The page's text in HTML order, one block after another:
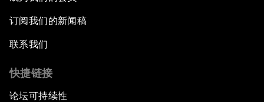
订阅我们的新闻稿
联系我们
快捷链接
论坛可持续性